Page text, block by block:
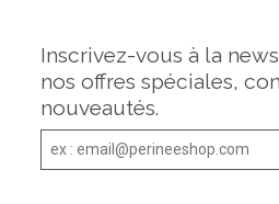
Inscrivez-vous à la
nos offres spéciales,
nouveautés.